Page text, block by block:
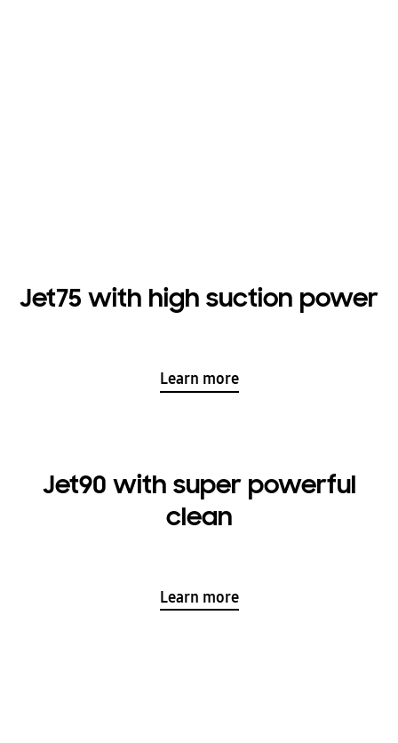
Jet75 with high suction power
Learn more
Jet90 with super powerful
clean
Learn more